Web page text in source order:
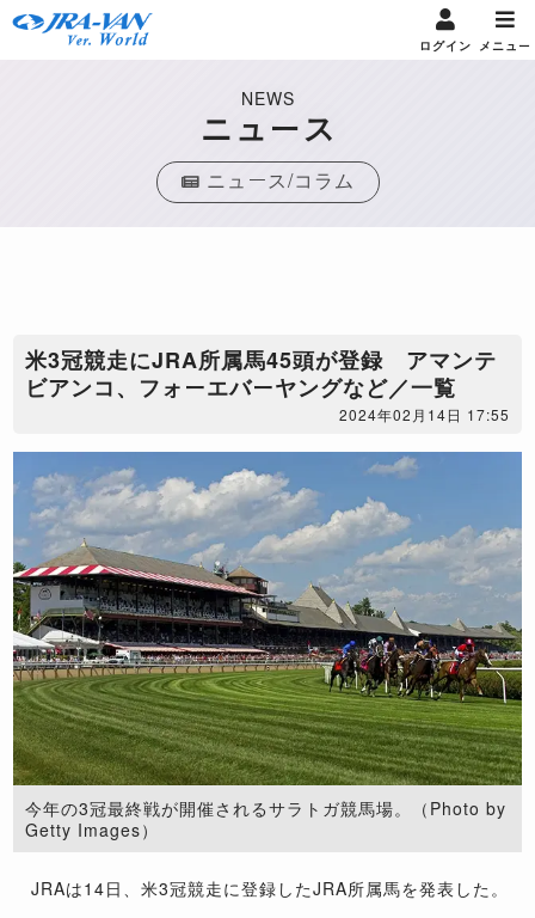
ログイン メニュー
NEWS
ニュース
ニュース/コラム
米3冠競走にJRA所属馬45頭が登録 アマンテ
ビアンコ、フォーエバーヤングなど／一覧
2024年02月14日 17:55
今年の3冠最終戦が開催されるサラトガ競馬場。（Photo by
Getty Images）
JRAは14日、米3冠競走に登録したJRA所属馬を発表した。